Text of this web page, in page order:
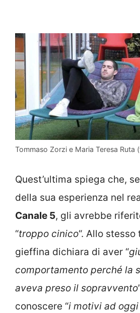
Tommaso Zorzi e Maria Teresa Ruta
Quest’ultima spiega che,
della sua esperienza nel
Canale 5, gli avrebbe
“troppo cinico“. Allo stesso
gieffina dichiara di aver “
comportamento perché la
aveva preso il sopravvento
conoscere “i motivi ad oggi